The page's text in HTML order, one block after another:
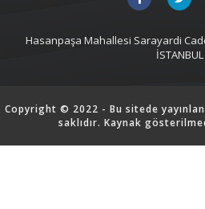
Hasanpaşa Mahallesi Sarayardi
İSTANBUL
Copyright © 2022 - Bu sitede
saklıdır. Kaynak